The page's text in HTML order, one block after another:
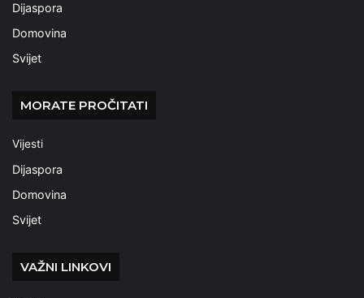
Dijaspora
Domovina
Svijet
MORATE PROČITATI
Vijesti
Dijaspora
Domovina
Svijet
VAŽNI LINKOVI